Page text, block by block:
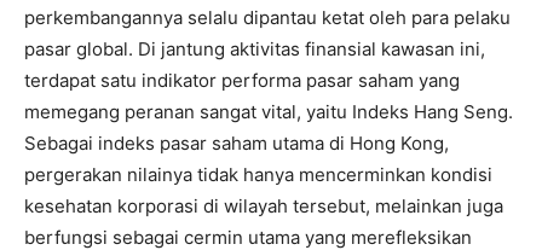
perkembangannya selalu dipantau ketat oleh para pelaku
pasar global. Di jantung aktivitas finansial kawasan ini,
terdapat satu indikator performa pasar saham yang
memegang peranan sangat vital, yaitu Indeks Hang Seng.
Sebagai indeks pasar saham utama di Hong Kong,
pergerakan nilainya tidak hanya mencerminkan kondisi
kesehatan korporasi di wilayah tersebut, melainkan juga
berfungsi sebagai cermin utama yang merefleksikan